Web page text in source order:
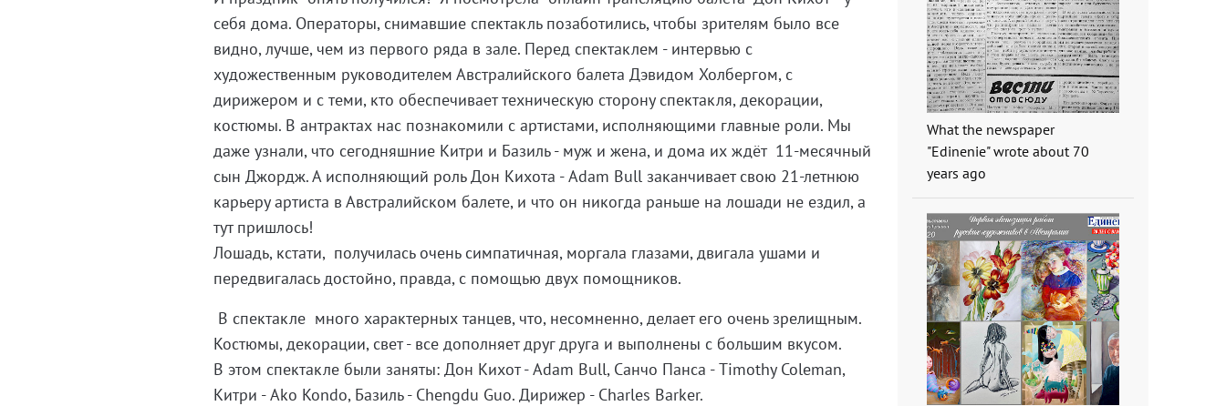
себя дома. Операторы, снимавшие спектакль позаботились, чтобы зрителям было все
видно, лучше, чем из первого ряда в зале. Перед спектаклем - интервью с
художественным руководителем Австралийского балета Дэвидом Холбергом, с
дирижером и с теми, кто обеспечивает техническую сторону спектакля, декорации,
костюмы. В антрактах нас познакомили с артистами, исполняющими главные роли. Мы
даже узнали, что сегодняшние Китри и Базиль - муж и жена, и дома их ждёт 11-месячный
сын Джордж. А исполняющий роль Дон Кихота - Adam Bull заканчивает свою 21-летнюю
карьеру артиста в Австралийском балете, и что он никогда раньше на лошади не ездил, а
тут пришлось!
Лошадь, кстати, получилась очень симпатичная, моргала глазами, двигала ушами и
передвигалась достойно, правда, с помощью двух помощников.
В спектакле много характерных танцев, что, несомненно, делает его очень зрелищным.
Костюмы, декорации, свет - все дополняет друг друга и выполнены с большим вкусом.
В этом спектакле были заняты: Дон Кихот - Adam Bull, Санчо Панса - Timothy Coleman,
Китри - Ako Kondo, Базиль - Chengdu Guo. Дирижер - Charles Barker.
What the newspaper
"Edinenie" wrote about 70
years ago